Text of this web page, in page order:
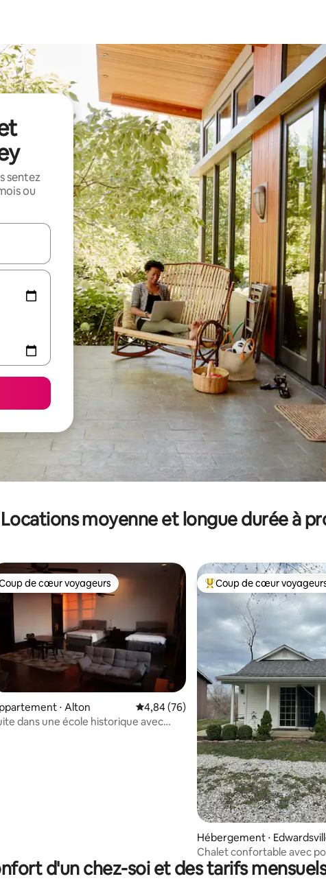
sentez
ou
flèches vers le haut et vers le bas pour les parcourir ou en appuyant et
Locations moyenne et longue durée à
sur la base de 153 commentaires : 4,97 sur 5
Coup de cœur voyageurs
de cœur voyageurs
⋅ Alton Évaluation moyenne sur la base de 76
4,84 (76)
dans une école historique avec
Coups de cœur voyageurs
Coup de cœur
Hébergement ⋅
Chalet confortable avec
d'un chez-soi et des tarifs